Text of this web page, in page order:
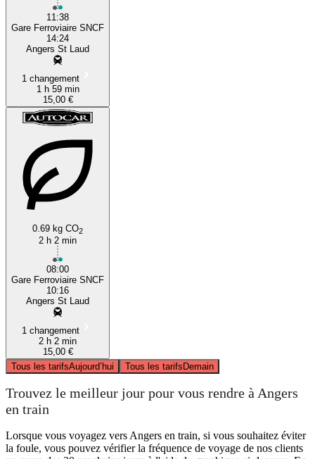
11:38
Gare Ferroviaire SNCF
14:24
Angers St Laud
1 changement
1 h 59 min
15,00 €
0.69 kg CO2
2 h 2 min
08:00
Gare Ferroviaire SNCF
10:16
Angers St Laud
1 changement
2 h 2 min
15,00 €
Tous les tarifsAujourd’hui Tous les tarifsDemain
Trouvez le meilleur jour pour vous rendre à Angers
en train
Lorsque vous voyagez vers Angers en train, si vous souhaitez éviter
la foule, vous pouvez vérifier la fréquence de voyage de nos clients